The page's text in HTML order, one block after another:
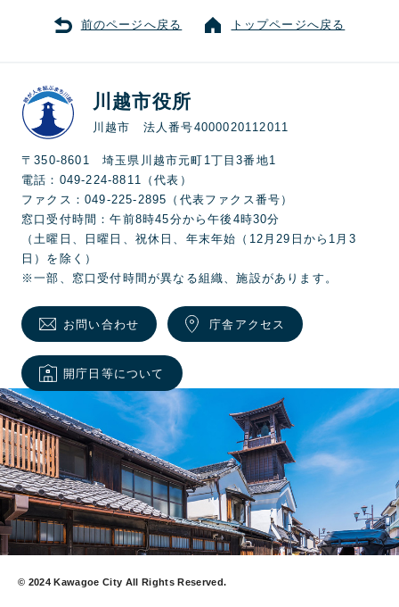
前のページへ戻る トップページへ戻る
川越市役所
川越市 法人番号4000020112011
〒350-8601 埼玉県川越市元町1丁目3番地1
電話：049-224-8811（代表）
ファクス：049-225-2895（代表ファクス番号）
窓口受付時間：午前8時45分から午後4時30分
（土曜日、日曜日、祝休日、年末年始（12月29日から1月3
日）を除く）
※一部、窓口受付時間が異なる組織、施設があります。
お問い合わせ 庁舎アクセス
開庁日等について
© 2024 Kawagoe City All Rights Reserved.